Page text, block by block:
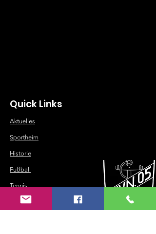
Aktuelles
Sportheim
Historie
Fußball
Tennis
Turnen
Quick Links